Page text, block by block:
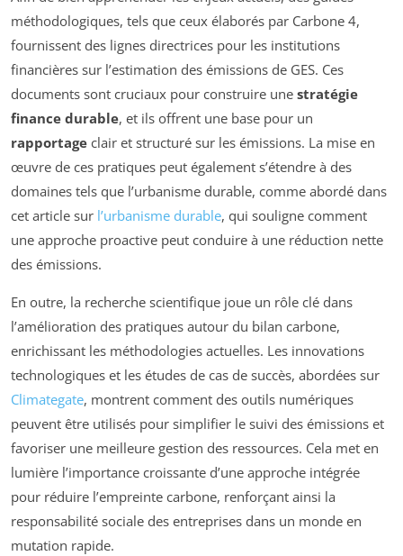
méthodologiques, tels que ceux élaborés par Carbone 4,
fournissent des lignes directrices pour les institutions
financières sur l’estimation des émissions de GES. Ces
documents sont cruciaux pour construire une stratégie
finance durable, et ils offrent une base pour un
rapportage clair et structuré sur les émissions. La mise en
œuvre de ces pratiques peut également s’étendre à des
domaines tels que l’urbanisme durable, comme abordé dans
cet article sur l’urbanisme durable, qui souligne comment
une approche proactive peut conduire à une réduction nette
des émissions.
En outre, la recherche scientifique joue un rôle clé dans
l’amélioration des pratiques autour du bilan carbone,
enrichissant les méthodologies actuelles. Les innovations
technologiques et les études de cas de succès, abordées sur
Climategate, montrent comment des outils numériques
peuvent être utilisés pour simplifier le suivi des émissions et
favoriser une meilleure gestion des ressources. Cela met en
lumière l’importance croissante d’une approche intégrée
pour réduire l’empreinte carbone, renforçant ainsi la
responsabilité sociale des entreprises dans un monde en
mutation rapide.